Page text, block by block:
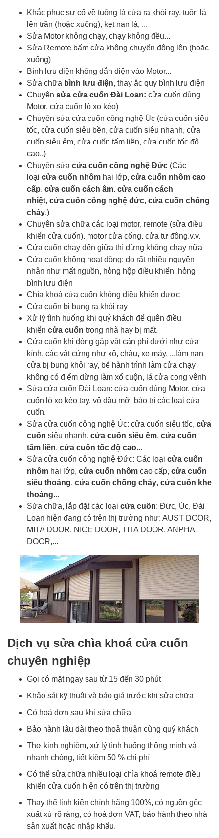
Khắc phục sự cố về tuông lá cửa ra khỏi ray, tuôn lá
lên trần (hoặc xuống), kẹt nan lá, ...
Sửa Motor không chạy, chạy không đều...
Sửa Remote bấm cửa không chuyển động lên (hoặc
xuống)
Bình lưu điện không dẫn điện vào Motor...
Sửa chữa bình lưu điện, thay ắc quy bình lưu điện
Chuyên sửa cửa cuốn Đài Loan: cửa cuốn dùng
Motor, cửa cuốn lò xo kéo)
Chuyên sửa cửa cuốn công nghệ Úc (cửa cuốn siêu
tốc, cửa cuốn siêu bền, cửa cuốn siêu nhanh, cửa
cuốn siêu êm, cửa cuốn tấm liền, cửa cuốn tốc độ
cao..)
Chuyên sửa cửa cuốn công nghệ Đức (Các
loại cửa cuốn nhôm hai lớp, cửa cuốn nhôm cao
cấp, cửa cuốn cách âm, cửa cuốn cách
nhiệt, cửa cuốn công nghệ đức, cửa cuốn chống
cháy.)
Chuyên sửa chữa các loại motor, remote (sửa điều
khiển cửa cuốn), motor cửa cổng, cửa tự động.v.v.
Cửa cuốn chạy đến giữa thì dừng không chạy nữa
Cửa cuốn không hoạt động: do rất nhiều nguyên
nhân như mất nguồn, hỏng hộp điều khiển, hỏng
bình lưu điện
Chìa khoá cửa cuốn không điều khiển được
Cửa cuốn bị bung ra khỏi ray
Xử lý tình huống khi quý khách để quên điều
khiển cửa cuốn trong nhà hay bị mất.
Cửa cuốn khi đóng gặp vật cản phí dưới như cửa
kính, các vật cứng như xô, chậu, xe máy, ...làm nan
cửa bị bung khỏi ray, bể hành trình làm cửa chạy
không có điểm dừng làm xổ cuộn, lá cửa cong vênh
Sửa cửa cuốn Đài Loan: cửa cuốn dùng Motor, cửa
cuốn lò xo kéo tay, vô dầu mỡ, bảo trì các loại cửa
cuốn.
Sửa cửa cuốn công nghệ Úc: cửa cuốn siêu tốc, cửa
cuốn siêu nhanh, cửa cuốn siêu êm, cửa cuốn
tấm liền, cửa cuốn tốc độ cao...
Sửa cửa cuốn công nghệ Đức: Các loại cửa cuốn
nhôm hai lớp, cửa cuốn nhôm cao cấp, cửa cuốn
siêu thoáng, cửa cuốn chống cháy, cửa cuốn khe
thoáng...
Sửa chữa, lắp đặt các loại cửa cuốn: Đức, Úc, Đài
Loan hiện đang có trên thị trường như: AUST DOOR,
MITA DOOR, NICE DOOR, TITA DOOR, ANPHA
DOOR,...
Dịch vụ sửa chìa khoá cửa cuốn
chuyên nghiệp
Gọi có mặt ngay sau từ 15 đến 30 phút
Khảo sát kỹ thuật và báo giá trước khi sửa chữa
Có hoá đơn sau khi sửa chữa
Bảo hành lâu dài theo thoả thuận cùng quý khách
Thợ kinh nghiệm, xử lý tình huống thông minh và
nhanh chóng, tiết kiệm 50 % chi phí
Có thể sửa chữa nhiều loại chìa khoá remote điều
khiển cửa cuốn hiện có trên thị trường
Thay thế linh kiện chính hãng 100%, có nguồn gốc
xuất xứ rõ ràng, có hoá đơn VAT, bảo hành theo nhà
sản xuất hoặc nhập khẩu.